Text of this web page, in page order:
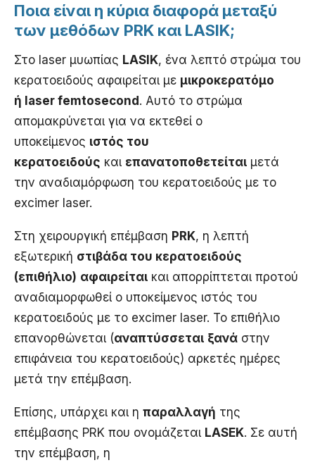
Ποια είναι η κύρια διαφορά μεταξύ
των μεθόδων PRK και LASIΚ;
Στο laser μυωπίας LASIK, ένα λεπτό στρώμα του
κερατοειδούς αφαιρείται με μικροκερατόμο
ή laser femtosecond. Αυτό το στρώμα
απομακρύνεται για να εκτεθεί ο
υποκείμενος ιστός του
κερατοειδούς και επανατοποθετείται μετά
την αναδιαμόρφωση του κερατοειδούς με το
excimer laser.
Στη χειρουργική επέμβαση PRK, η λεπτή
εξωτερική στιβάδα του κερατοειδούς
(επιθήλιο) αφαιρείται και απορρίπτεται προτού
αναδιαμορφωθεί ο υποκείμενος ιστός του
κερατοειδούς με το excimer laser. Το επιθήλιο
επανορθώνεται (αναπτύσσεται ξανά στην
επιφάνεια του κερατοειδούς) αρκετές ημέρες
μετά την επέμβαση.
Επίσης, υπάρχει και η παραλλαγή της
επέμβασης PRK που ονομάζεται LASEK. Σε αυτή
την επέμβαση, η